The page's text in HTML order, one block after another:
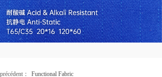
précédent： Functional Fabric